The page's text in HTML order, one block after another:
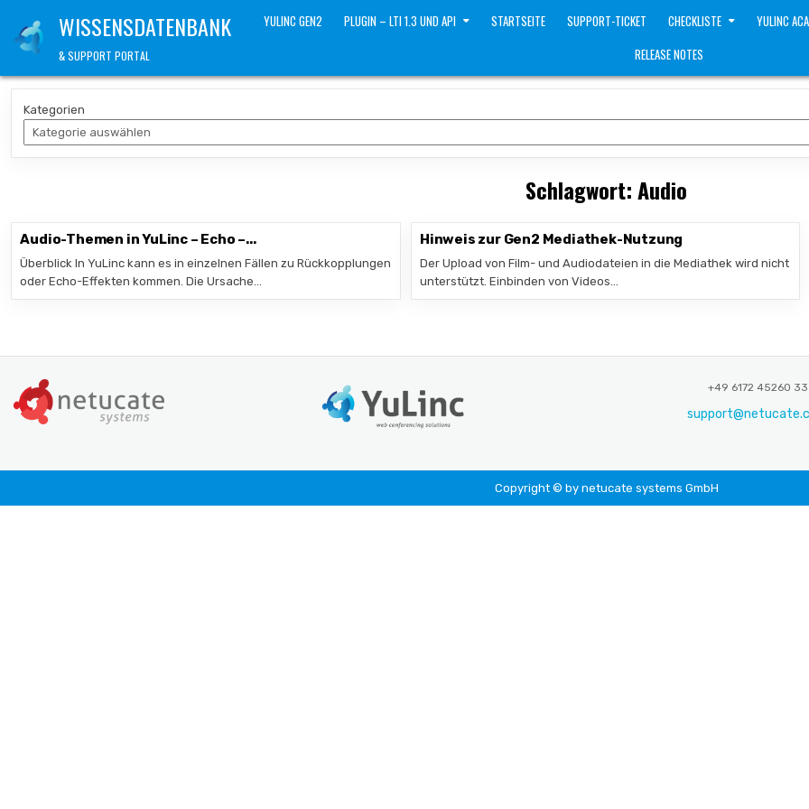
content
WISSENSDATENBANK
& SUPPORT PORTAL
YULINC GEN2 PLUGIN – LTI 1.3 UND API STARTSEITE SUPPORT-TICKET CHECKLISTE
YULINC
RELEASE NOTES
Kategorien
Schlagwort:Audio
Audio-Themen in YuLinc – Echo –...
Überblick In YuLinc kann es in einzelnen Fällen zu Rückkopplungen
oder Echo-Effekten kommen. Die Ursache…
Hinweis zur Gen2 Mediathek-Nutzung
Der Upload von Film- und Audiodateien in die Mediathek wird nicht
unterstützt. Einbinden von Videos…
+49 6172 45260 33
Copyright © by netucate systems GmbH